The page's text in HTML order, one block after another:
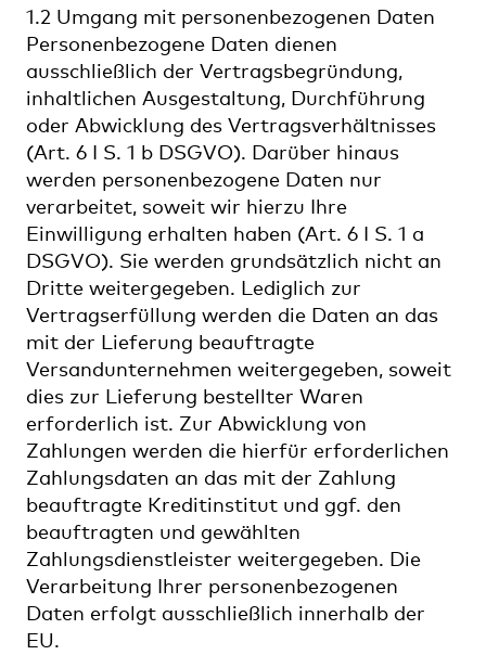
1.2 Umgang mit personenbezogenen Daten
Personenbezogene Daten dienen
ausschließlich der Vertragsbegründung,
inhaltlichen Ausgestaltung, Durchführung
oder Abwicklung des Vertragsverhältnisses
(Art. 6 I S. 1 b DSGVO). Darüber hinaus
werden personenbezogene Daten nur
verarbeitet, soweit wir hierzu Ihre
Einwilligung erhalten haben (Art. 6 I S. 1 a
DSGVO). Sie werden grundsätzlich nicht an
Dritte weitergegeben. Lediglich zur
Vertragserfüllung werden die Daten an das
mit der Lieferung beauftragte
Versandunternehmen weitergegeben, soweit
dies zur Lieferung bestellter Waren
erforderlich ist. Zur Abwicklung von
Zahlungen werden die hierfür erforderlichen
Zahlungsdaten an das mit der Zahlung
beauftragte Kreditinstitut und ggf. den
beauftragten und gewählten
Zahlungsdienstleister weitergegeben. Die
Verarbeitung Ihrer personenbezogenen
Daten erfolgt ausschließlich innerhalb der
EU.